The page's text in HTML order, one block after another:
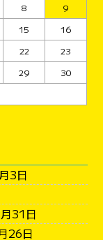
8
9
15
16
22
23
29
30
3日
31日
26日